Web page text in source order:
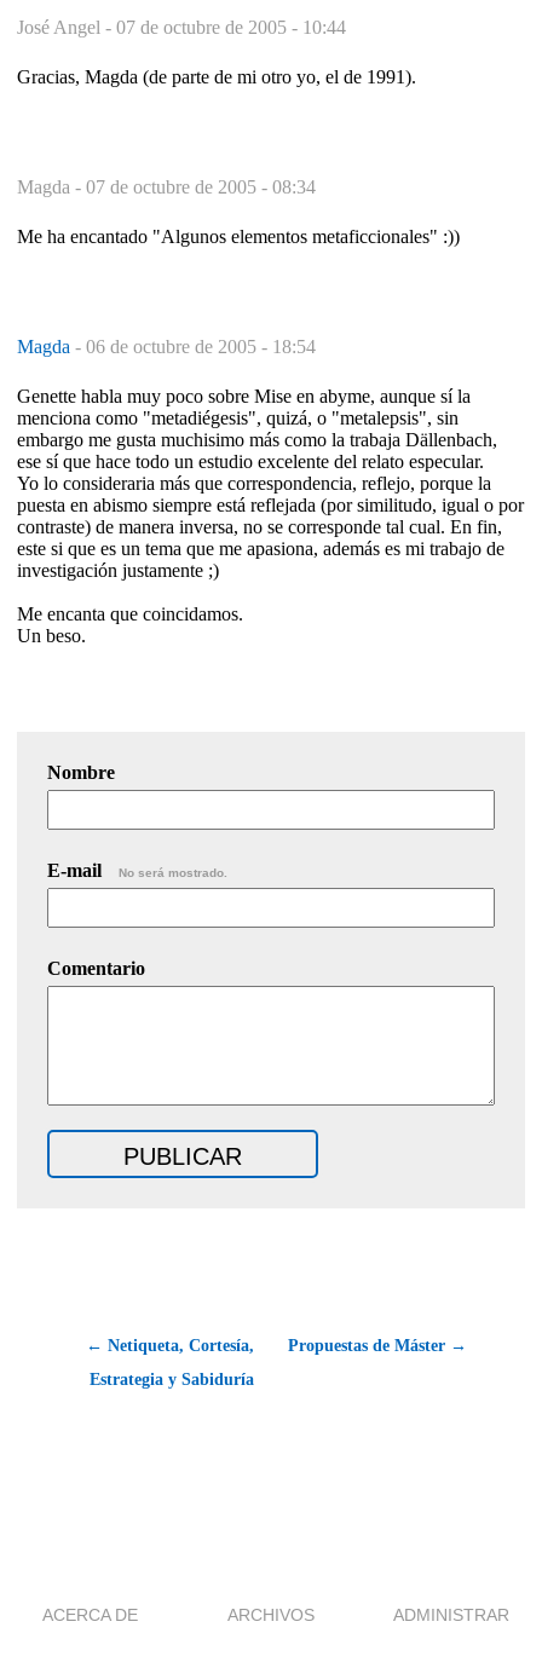
José Angel - 07 de octubre de 2005 - 10:44
Gracias, Magda (de parte de mi otro yo, el de 1991).
Magda - 07 de octubre de 2005 - 08:34
Me ha encantado "Algunos elementos metaficcionales" :))
Magda - 06 de octubre de 2005 - 18:54
Genette habla muy poco sobre Mise en abyme, aunque sí la
menciona como "metadiégesis", quizá, o "metalepsis", sin
embargo me gusta muchisimo más como la trabaja Dällenbach,
ese sí que hace todo un estudio excelente del relato especular.
Yo lo consideraria más que correspondencia, reflejo, porque la
puesta en abismo siempre está reflejada (por similitudo, igual o por
contraste) de manera inversa, no se corresponde tal cual. En fin,
este si que es un tema que me apasiona, además es mi trabajo de
investigación justamente ;)
Me encanta que coincidamos.
Un beso.
Nombre
E-mail No será mostrado.
Comentario
← Netiqueta, Cortesía,
Estrategia y Sabiduría
Propuestas de Máster →
ACERCA DE ARCHIVOS ADMINISTRAR